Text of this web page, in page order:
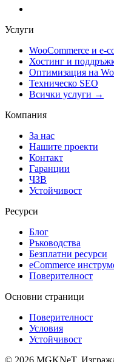
Услуги
WooCommerce и е-
Хостинг и
Оптимизация на
Техническо SEO
Всички услуги →
Компания
За нас
Нашите проекти
Контакт
Гаранции
ЧЗВ
Устойчивост
Ресурси
Блог
Ръководства
Безплатни ресурси
eCommerce
Поверителност
Основни страници
Поверителност
Условия
Устойчивост
© 2026 MGKNeT.